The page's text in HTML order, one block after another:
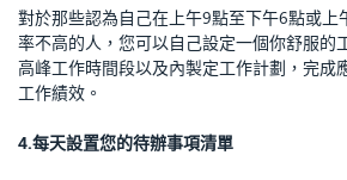
對於那些認為自己在上午9點至下午6點或上
率不高的人，您可以自己設定一個你舒服的
高峰工作時間段以及內製定工作計劃，完成
工作績效。
4.每天設置您的待辦事項清單